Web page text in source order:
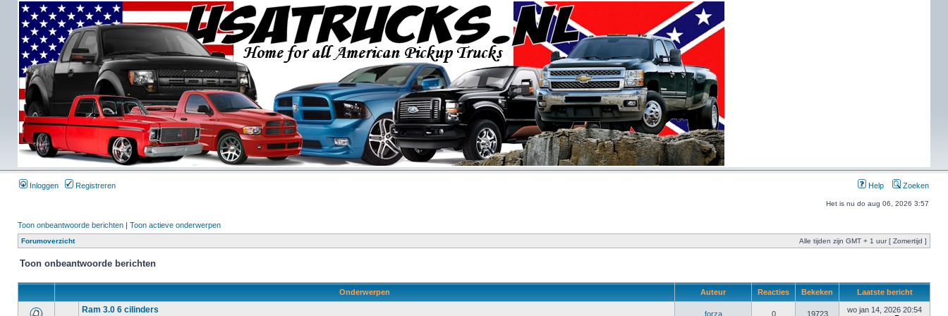
Inloggen Registreren Help Zoeken
Het is nu do aug 06, 2026 3:57
Toon onbeantwoorde berichten | Toon actieve onderwerpen
Forumoverzicht Alle tijden zijn GMT + 1 uur [ Zomertijd ]
Toon onbeantwoorde berichten
Onderwerpen Auteur Reacties Bekeken Laatste bericht
Ram 3.0 6 cilinders forza 0 19723
wo jan 14, 2026 20:54